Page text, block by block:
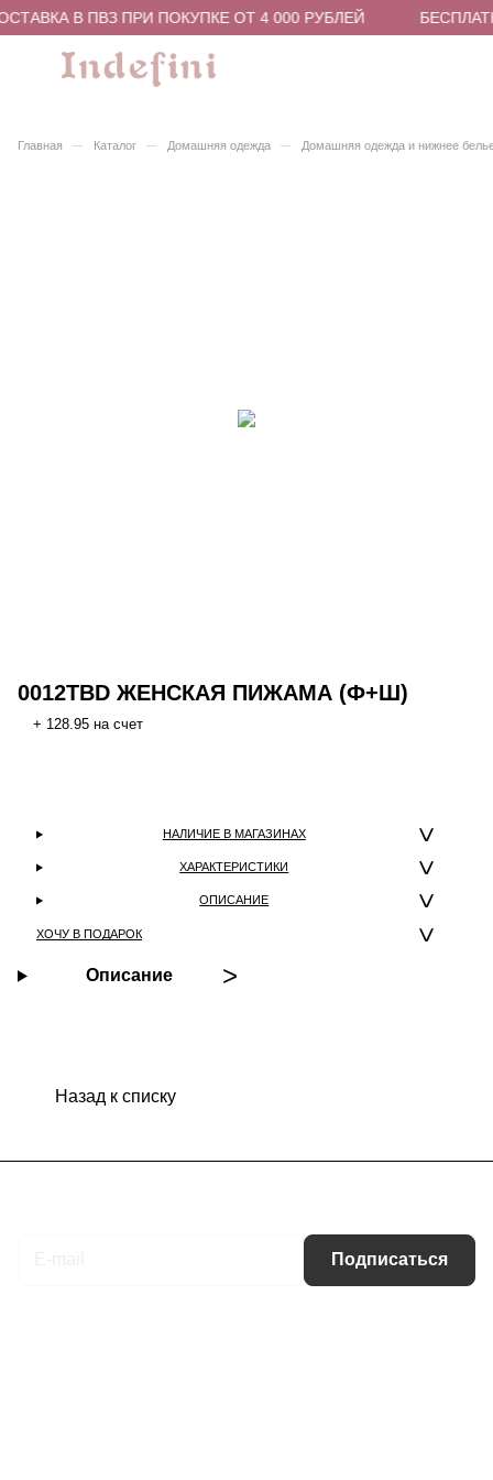
В ПВЗ ПРИ ПОКУПКЕ ОТ 4 000 РУБЛЕЙ
Главная – Каталог – Домашняя одежда – Домашняя одежда и нижнее
0012TBD ЖЕНСКАЯ ПИЖАМА (Ф+Ш)
+ 128.95 на счет
НАЛИЧИЕ В МАГАЗИНАХ
ХАРАКТЕРИСТИКИ
ОПИСАНИЕ
ХОЧУ В ПОДАРОК
Описание
Назад к списку
Подписаться